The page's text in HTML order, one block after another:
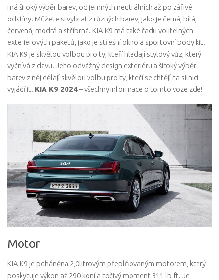
má široký výběr barev, od jemných neutrálních až po zářivé
odstíny. Můžete si vybrat z různých barev, jako je černá, bílá,
červená, modrá a stříbrná. KIA K9 má také řadu volitelných
exteriérových paketů, jako je střešní okno a sportovní body kit.
KIA K9 je skvělou volbou pro ty, kteří hledají stylový vůz, který
vyčnívá z davu. Jeho odvážný design exteriéru a široký výběr
barev z něj dělají skvělou volbu pro ty, kteří se chtějí na silnici
vyjádřit. KIA K9 2024– všechny informace o tomto voze zde!
Motor
KIA K9 je poháněna 2,0litrovým přeplňovaným motorem, který
poskytuje výkon až 290 koní a točivý moment 311 lb-ft. Je